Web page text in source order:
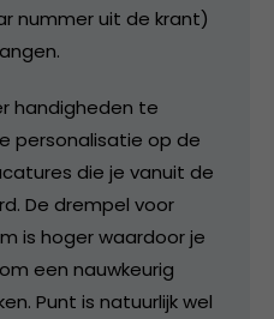
nummer uit de krant)
handigheden te
personalisatie op de
die je vanuit de
De drempel voor
is hoger waardoor je
een nauwkeurig
Punt is natuurlijk wel